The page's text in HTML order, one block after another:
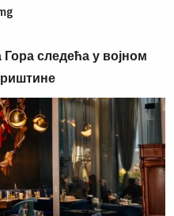
следећа у војном